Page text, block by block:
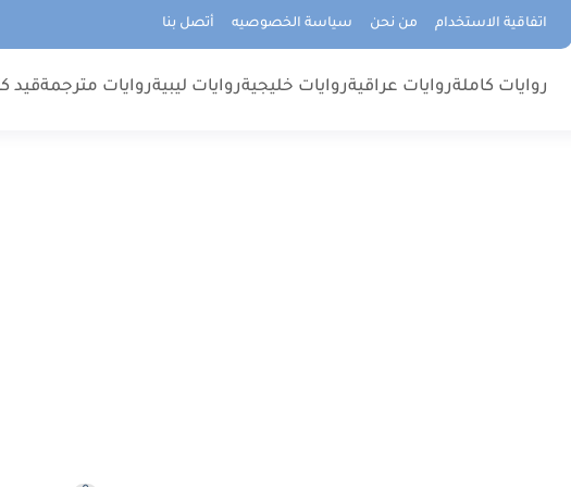
اتفاقية الاستخدام من نحن سياسة الخصوصيه أتصل بنا
روايات كاملةروايات عراقيةروايات خليجيةروايات ليبيةروايات مترجمةقيد